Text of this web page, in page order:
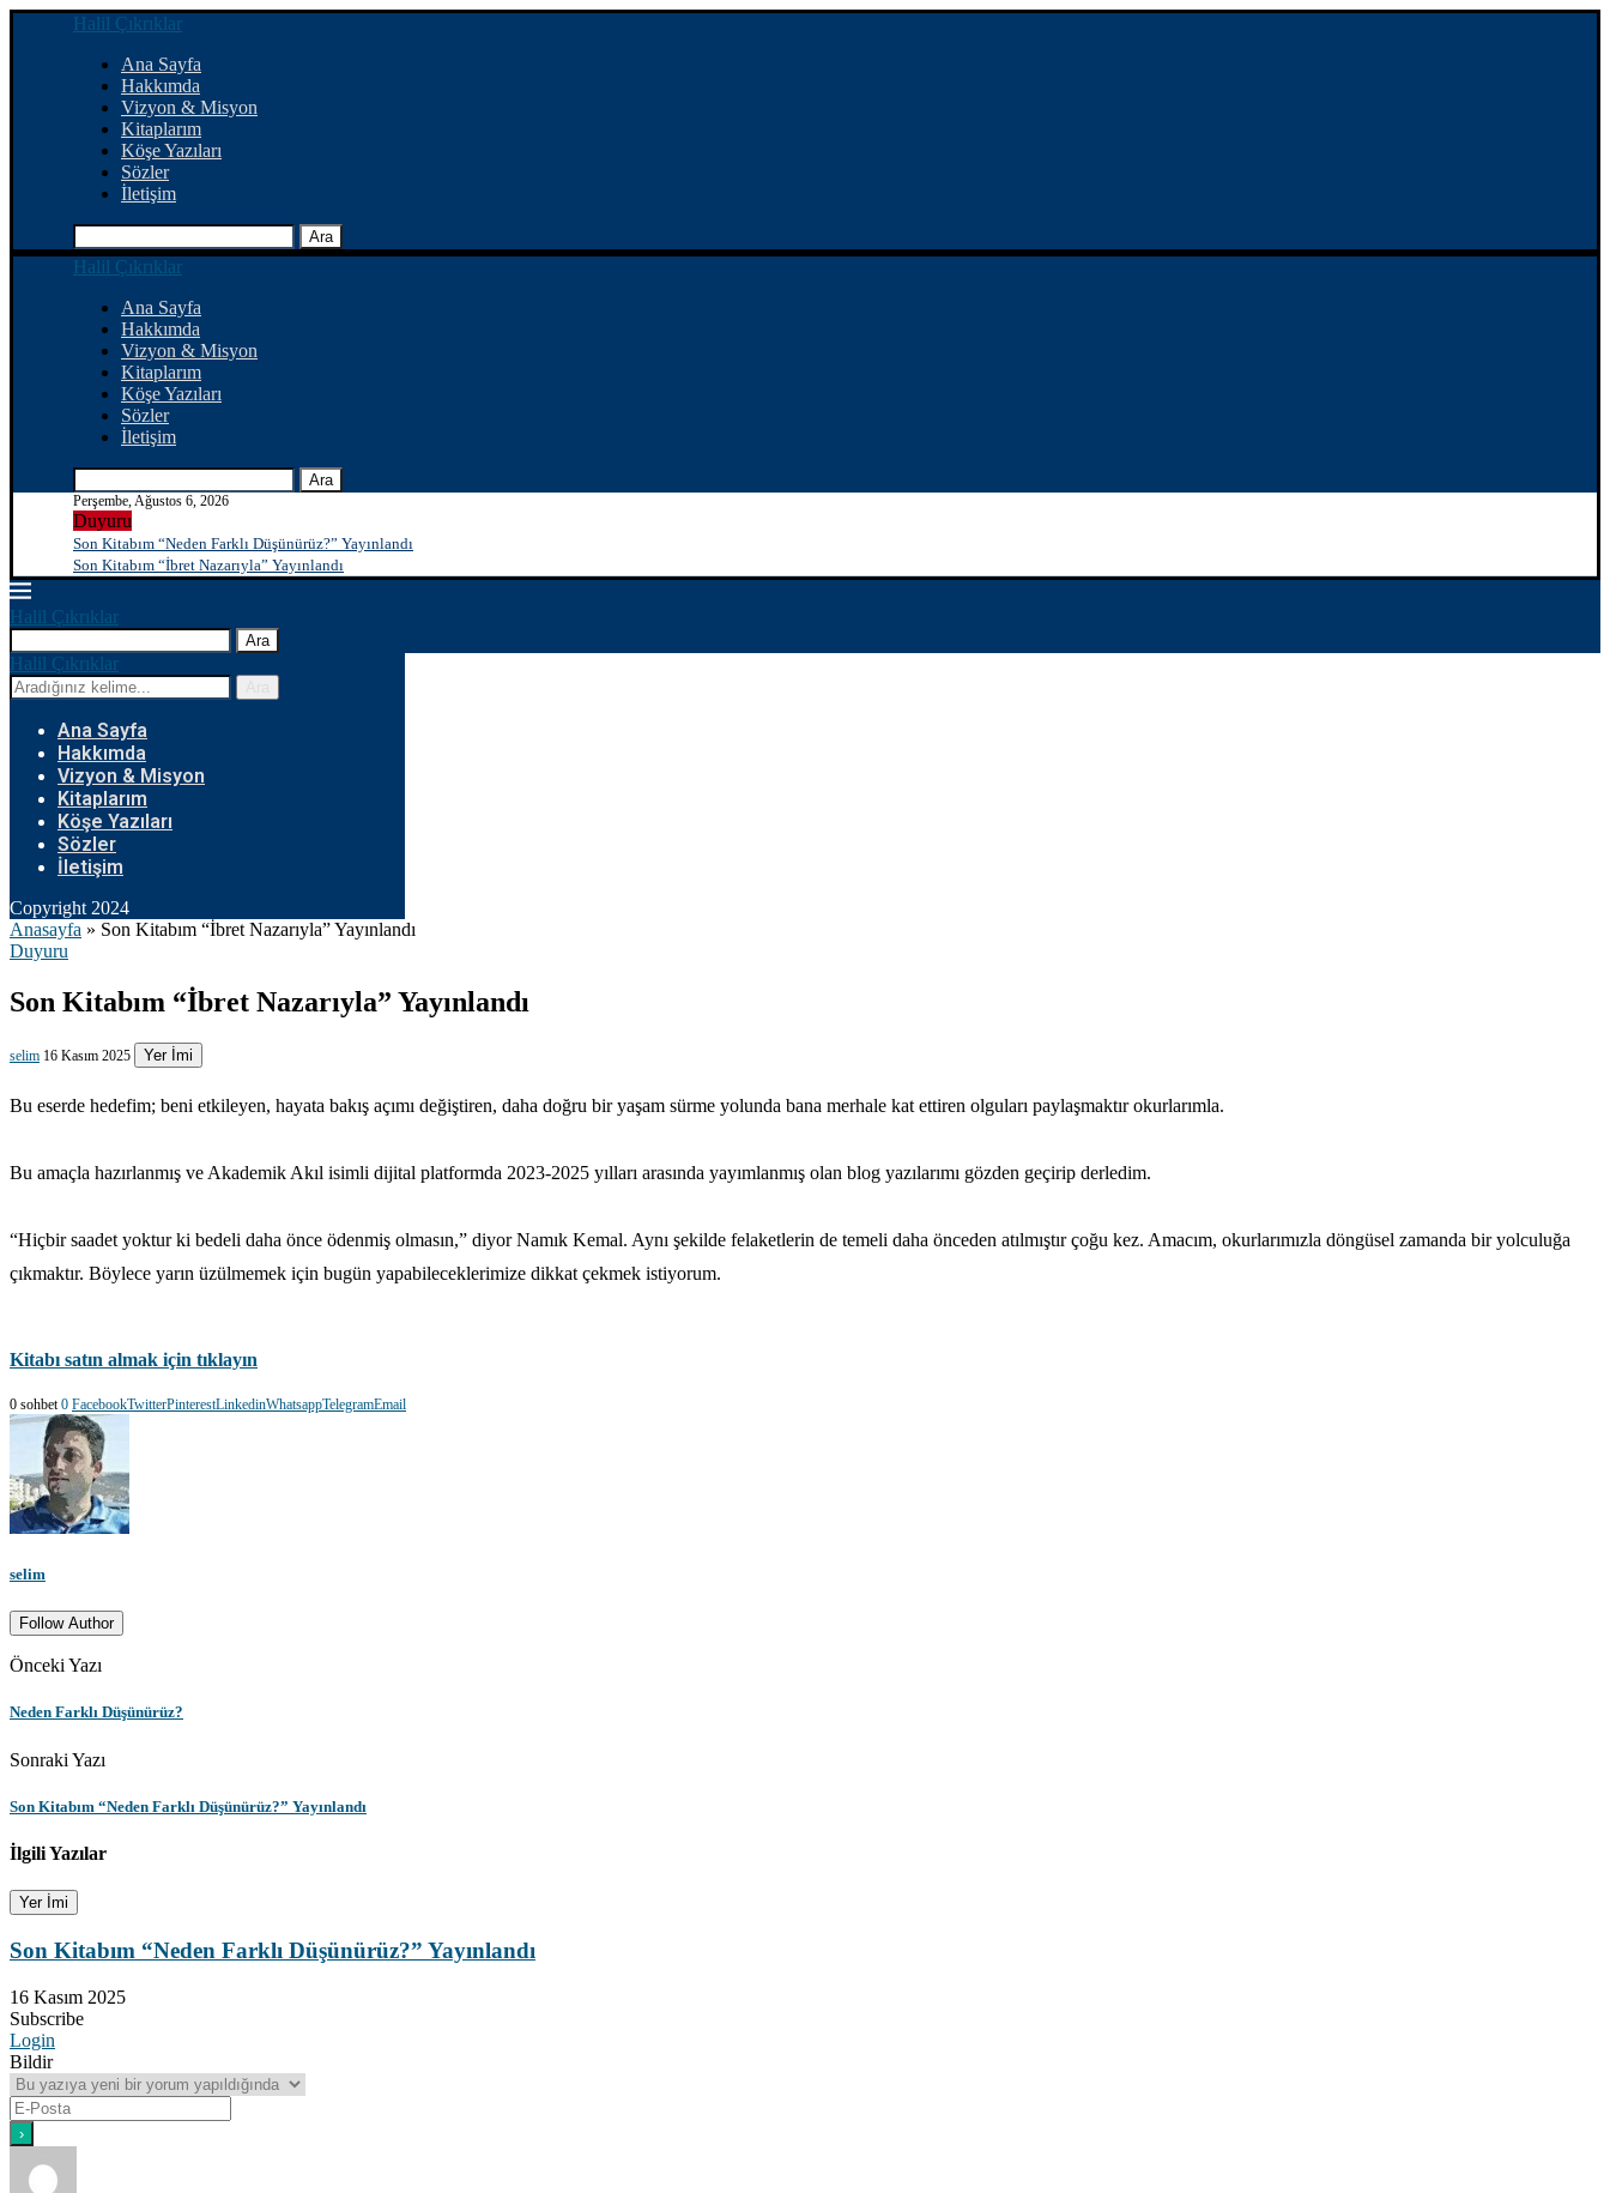
Halil Çıkrıklar
Ana Sayfa
Hakkımda
Vizyon & Misyon
Kitaplarım
Köşe Yazıları
Sözler
İletişim
Ara
Halil Çıkrıklar
Ana Sayfa
Hakkımda
Vizyon & Misyon
Kitaplarım
Köşe Yazıları
Sözler
İletişim
Ara
Perşembe, Ağustos 6, 2026
Duyuru
Son Kitabım “Neden Farklı Düşünürüz?” Yayınlandı
Son Kitabım “İbret Nazarıyla” Yayınlandı
Halil Çıkrıklar
Ara
Halil Çıkrıklar
Ana Sayfa
Hakkımda
Vizyon & Misyon
Kitaplarım
Köşe Yazıları
Sözler
İletişim
Copyright 2024
Anasayfa » Son Kitabım “İbret Nazarıyla” Yayınlandı
Duyuru
Son Kitabım “İbret Nazarıyla” Yayınlandı
selim 16 Kasım 2025 Yer İmi
Bu eserde hedefim; beni etkileyen, hayata bakış açımı değiştiren, daha doğru bir yaşam sürme yolunda bana merhale kat ettiren olguları paylaşmaktır okurlarımla.
Bu amaçla hazırlanmış ve Akademik Akıl isimli dijital platformda 2023-2025 yılları arasında yayımlanmış olan blog yazılarımı gözden geçirip derledim.
“Hiçbir saadet yoktur ki bedeli daha önce ödenmiş olmasın,” diyor Namık Kemal. Aynı şekilde felaketlerin de temeli daha önceden atılmıştır çoğu kez. Amacım, okurlarımızla döngüsel zamanda bir yolculuğa
çıkmaktır. Böylece yarın üzülmemek için bugün yapabileceklerimize dikkat çekmek istiyorum.
Kitabı satın almak için tıklayın
0 sohbet 0 FacebookTwitterPinterestLinkedinWhatsappTelegramEmail
selim
Follow Author
Önceki Yazı
Neden Farklı Düşünürüz?
Sonraki Yazı
Son Kitabım “Neden Farklı Düşünürüz?” Yayınlandı
İlgili Yazılar
Yer İmi
Son Kitabım “Neden Farklı Düşünürüz?” Yayınlandı
16 Kasım 2025
Subscribe
Login
Bildir